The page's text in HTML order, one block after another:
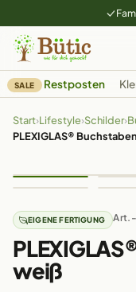
SALE Restposten
Start›Lifestyle›Schilder›
PLEXIGLAS®
EIGENE FERTIGUNG Art.-
weiß